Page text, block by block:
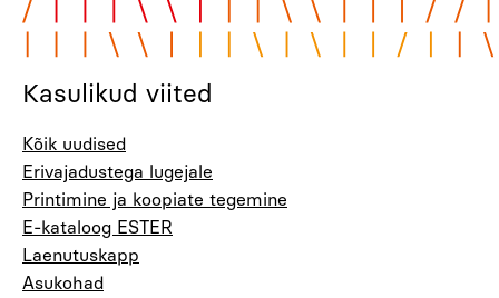
Kasulikud viited
Kõik uudised
Erivajadustega lugejale
Printimine ja koopiate tegemine
E-kataloog ESTER
Laenutuskapp
Asukohad